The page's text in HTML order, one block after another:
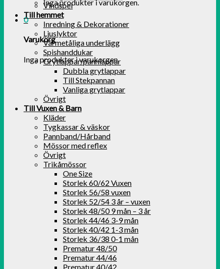
Inga produkter i varukorgen.
0
Varukorg
Inga produkter i varukorgen.
Vindspel
Till hemmet
Inredning & Dekorationer
Ljuslyktor
Värmetåliga underlägg
Spishanddukar
Grytlappar/pannlappar
Dubbla grytlappar
Till Stekpannan
Vanliga grytlappar
Övrigt
Till Vuxen & Barn
Kläder
Tygkassar & väskor
Pannband/Hårband
Mössor med reflex
Övrigt
Trikåmössor
One Size
Storlek 60/62 Vuxen
Storlek 56/58 vuxen
Storlek 52/54 3 år – vuxen
Storlek 48/50 9 mån – 3 år
Storlek 44/46 3-9 mån
Storlek 40/42 1-3 mån
Storlek 36/38 0-1 mån
Prematur 48/50
Prematur 44/46
Prematur 40/42